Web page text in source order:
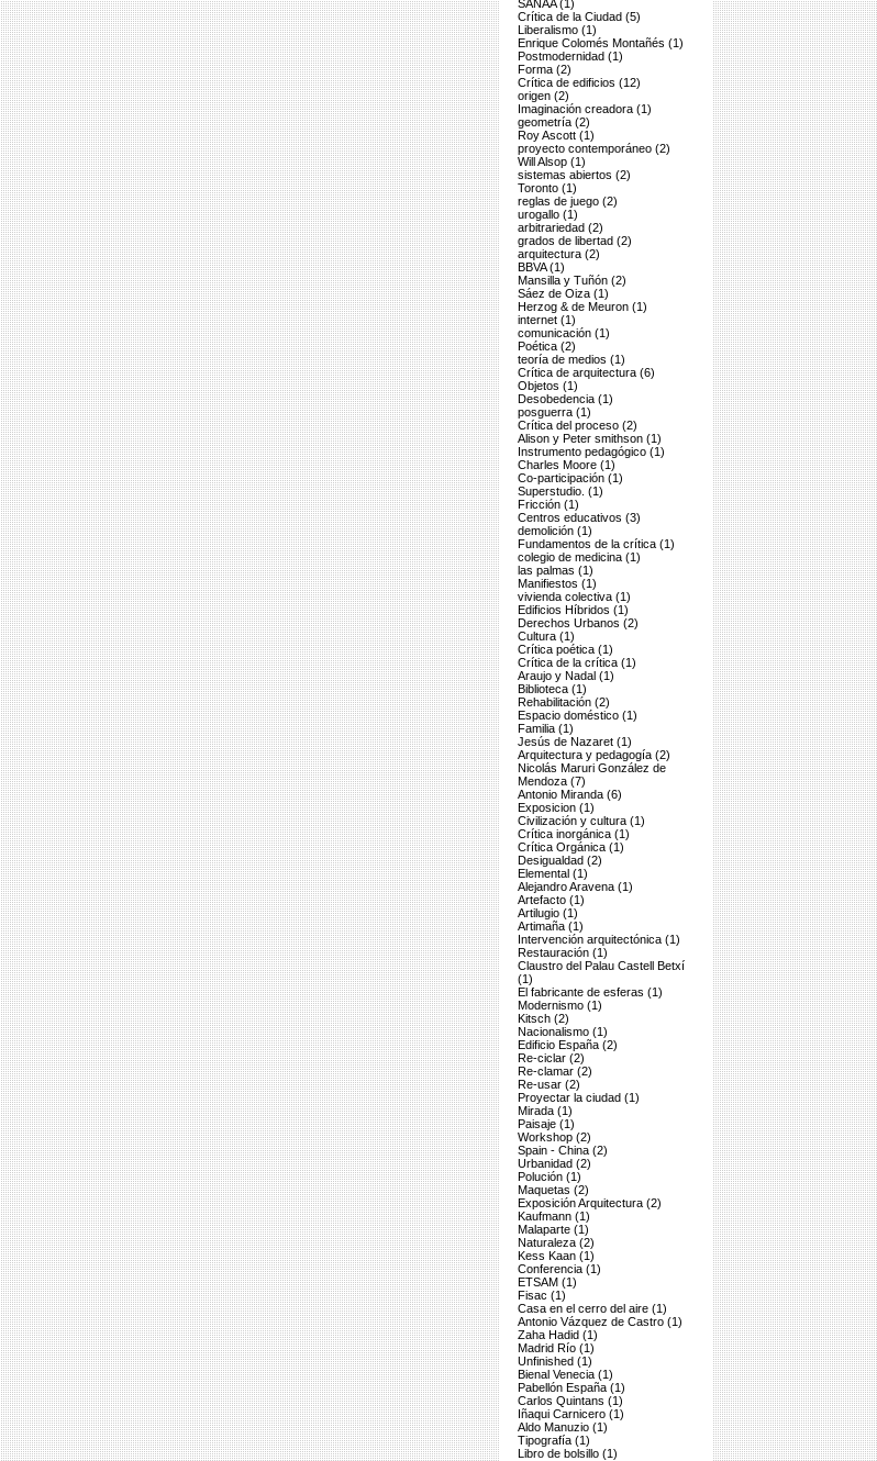
SANAA (1)
Crítica de la Ciudad (5)
Liberalismo (1)
Enrique Colomés Montañés (1)
Postmodernidad (1)
Forma (2)
Crítica de edificios (12)
origen (2)
Imaginación creadora (1)
geometría (2)
Roy Ascott (1)
proyecto contemporáneo (2)
Will Alsop (1)
sistemas abiertos (2)
Toronto (1)
reglas de juego (2)
urogallo (1)
arbitrariedad (2)
grados de libertad (2)
arquitectura (2)
BBVA (1)
Mansilla y Tuñón (2)
Sáez de Oiza (1)
Herzog & de Meuron (1)
internet (1)
comunicación (1)
Poética (2)
teoría de medios (1)
Crítica de arquitectura (6)
Objetos (1)
Desobedencia (1)
posguerra (1)
Crítica del proceso (2)
Alison y Peter smithson (1)
Instrumento pedagógico (1)
Charles Moore (1)
Co-participación (1)
Superstudio. (1)
Fricción (1)
Centros educativos (3)
demolición (1)
Fundamentos de la crítica (1)
colegio de medicina (1)
las palmas (1)
Manifiestos (1)
vivienda colectiva (1)
Edificios Híbridos (1)
Derechos Urbanos (2)
Cultura (1)
Crítica poética (1)
Crítica de la crítica (1)
Araujo y Nadal (1)
Biblioteca (1)
Rehabilitación (2)
Espacio doméstico (1)
Familia (1)
Jesús de Nazaret (1)
Arquitectura y pedagogía (2)
Nicolás Maruri González de
Mendoza (7)
Antonio Miranda (6)
Exposicion (1)
Civilización y cultura (1)
Crítica inorgánica (1)
Crítica Orgánica (1)
Desigualdad (2)
Elemental (1)
Alejandro Aravena (1)
Artefacto (1)
Artilugio (1)
Artimaña (1)
Intervención arquitectónica (1)
Restauración (1)
Claustro del Palau Castell Betxí
(1)
El fabricante de esferas (1)
Modernismo (1)
Kitsch (2)
Nacionalismo (1)
Edificio España (2)
Re-ciclar (2)
Re-clamar (2)
Re-usar (2)
Proyectar la ciudad (1)
Mirada (1)
Paisaje (1)
Workshop (2)
Spain - China (2)
Urbanidad (2)
Polución (1)
Maquetas (2)
Exposición Arquitectura (2)
Kaufmann (1)
Malaparte (1)
Naturaleza (2)
Kess Kaan (1)
Conferencia (1)
ETSAM (1)
Fisac (1)
Casa en el cerro del aire (1)
Antonio Vázquez de Castro (1)
Zaha Hadid (1)
Madrid Río (1)
Unfinished (1)
Bienal Venecia (1)
Pabellón España (1)
Carlos Quintans (1)
Iñaqui Carnicero (1)
Aldo Manuzio (1)
Tipografía (1)
Libro de bolsillo (1)